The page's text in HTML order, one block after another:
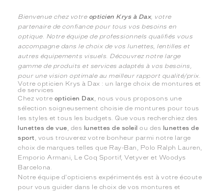
Bienvenue chez votre opticien Krys à Dax, votre
partenaire de confiance pour tous vos besoins en
optique. Notre équipe de professionnels qualifiés vous
accompagne dans le choix de vos lunettes, lentilles et
autres équipements visuels. Découvrez notre large
gamme de produits et services adaptés à vos besoins,
pour une vision optimale au meilleur rapport qualité/prix.
Votre opticien Krys à Dax : un large choix de montures et
de services
Chez votre opticien Dax, nous vous proposons une
sélection soigneusement choisie de montures pour tous
les styles et tous les budgets. Que vous recherchiez des
lunettes de vue, des lunettes de soleil ou des lunettes de
sport, vous trouverez votre bonheur parmi notre large
choix de marques telles que Ray-Ban, Polo Ralph Lauren,
Emporio Armani, Le Coq Sportif, Vetyver et Woodys
Barcelona.
Notre équipe d'opticiens expérimentés est à votre écoute
pour vous guider dans le choix de vos montures et